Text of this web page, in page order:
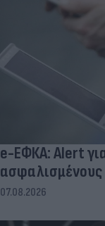
e-ΕΦΚΑ: Alert
ασφαλισμένους
07.08.2026